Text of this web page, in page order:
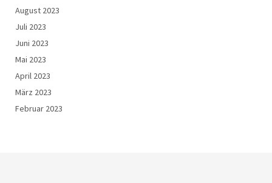
August 2023
Juli 2023
Juni 2023
Mai 2023
April 2023
März 2023
Februar 2023